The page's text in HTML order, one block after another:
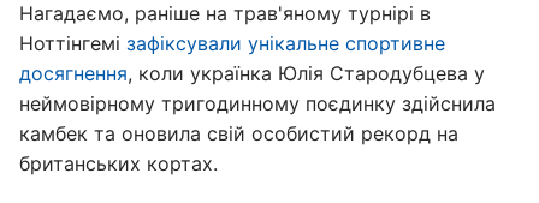
Нагадаємо, раніше на трав'яному турнірі в
Ноттінгемі зафіксували унікальне спортивне
досягнення, коли українка Юлія Стародубцева у
неймовірному тригодинному поєдинку здійснила
камбек та оновила свій особистий рекорд на
британських кортах.